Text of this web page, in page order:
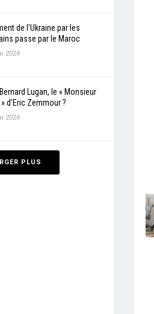
de l’Ukraine par les
passe par le Maroc
2024
Lugan, le « Monsieur
d’Eric Zemmour ?
2024
PLUS